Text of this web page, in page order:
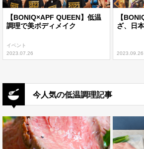
【BONIQ×APF QUEEN】低温
調理で美ボディメイク
イベント
2023.07.26
【
ざ、日
2023.09.26
今人気の低温調理記事